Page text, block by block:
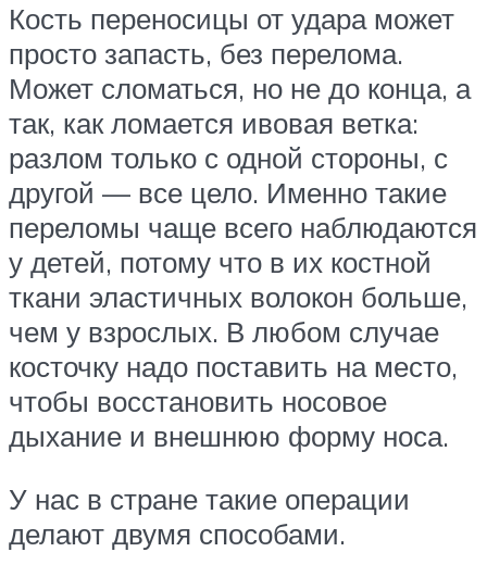
Кость переносицы от удара может
просто запасть, без перелома.
Может сломаться, но не до конца, а
так, как ломается ивовая ветка:
разлом только с одной стороны, с
другой — все цело. Именно такие
переломы чаще всего наблюдаются
у детей, потому что в их костной
ткани эластичных волокон больше,
чем у взрослых. В любом случае
косточку надо поставить на место,
чтобы восстановить носовое
дыхание и внешнюю форму носа.
У нас в стране такие операции
делают двумя способами.